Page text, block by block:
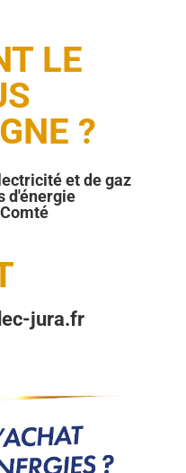
LE
?
et de gaz
d'énergie
jura.fr